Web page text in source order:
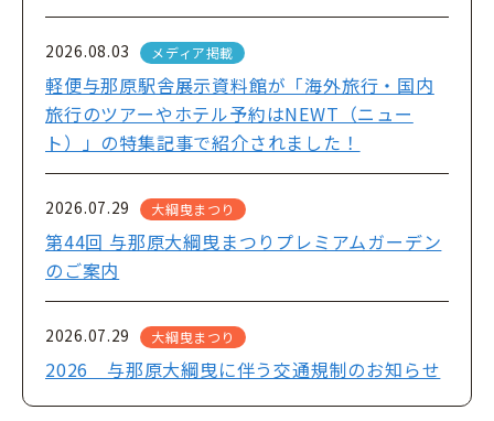
2026.08.03 メディア掲載
軽便与那原駅舎展示資料館が「海外旅行・国内
旅行のツアーやホテル予約はNEWT（ニュー
ト）」の特集記事で紹介されました！
2026.07.29 大綱曳まつり
第44回 与那原大綱曳まつりプレミアムガーデン
のご案内
2026.07.29 大綱曳まつり
2026 与那原大綱曳に伴う交通規制のお知らせ